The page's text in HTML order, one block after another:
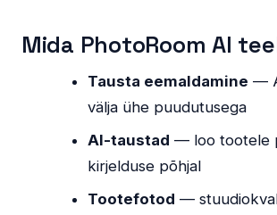
Mida PhotoRoom AI
Tausta eemaldamine —
välja ühe puudutusega
AI-taustad — loo tootele
kirjelduse põhjal
Tootefotod —